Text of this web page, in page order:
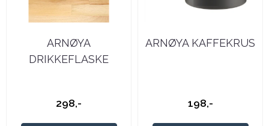
ARNØYA
DRIKKEFLASKE
298,-
ARNØYA KAFFEKRUS
198,-